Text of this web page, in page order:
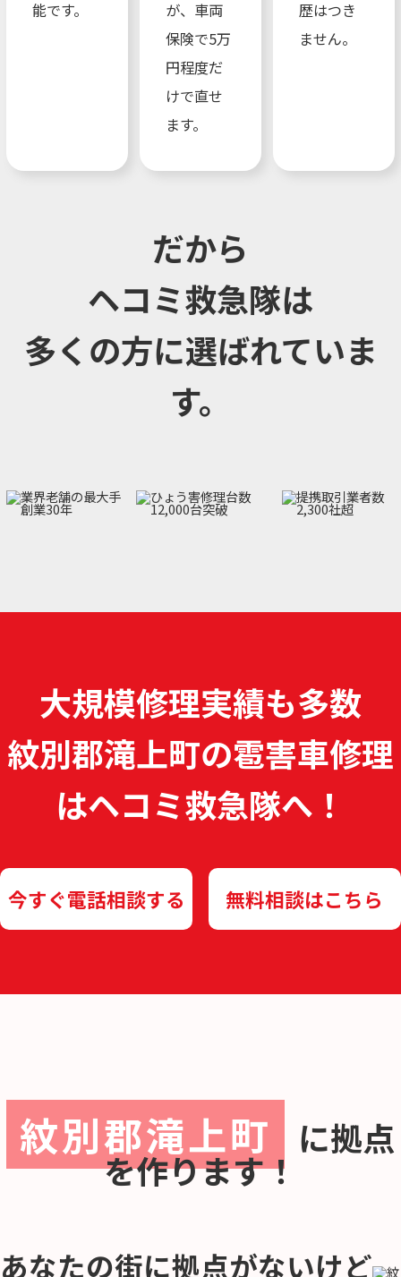
能です。
が、車両
保険で5万
円程度だ
けで直せ
ます。
歴はつき
ません。
だから
ヘコミ救急隊は
多くの方に選ばれていま
す。
大規模修理実績も多数
紋別郡滝上町の雹害車修理
はヘコミ救急隊へ！
今すぐ電話相談する 無料相談はこちら
紋別郡滝上町 に拠点
を作ります！
あなたの街に拠点がないけど